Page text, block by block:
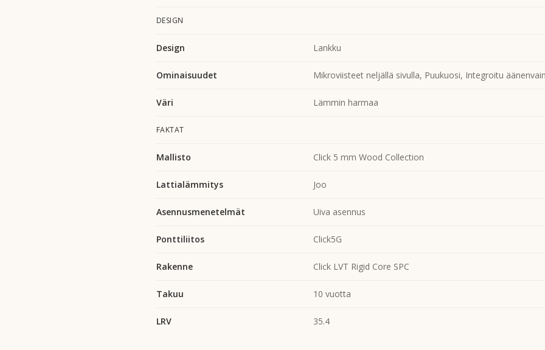
DESIGN
Design Lankku
Ominaisuudet Mikroviisteet neljällä sivulla, Puukuosi, Integroitu
Väri Lämmin harmaa
FAKTAT
Mallisto Click 5 mm Wood Collection
Lattialämmitys Joo
Asennusmenetelmät Uiva asennus
Ponttiliitos Click5G
Rakenne Click LVT Rigid Core SPC
Takuu 10 vuotta
LRV 35.4